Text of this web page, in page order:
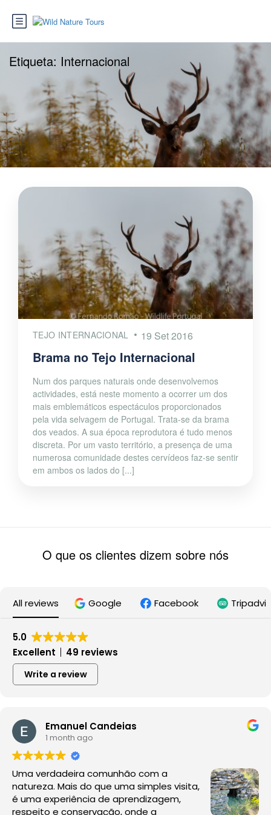
Etiqueta: Internacional
TEJO INTERNACIONAL 19 Set 2016
Brama no Tejo Internacional
Num dos parques naturais onde desenvolvemos
actividades, está neste momento a ocorrer um dos
mais emblemáticos espectáculos proporcionados
pela vida selvagem de Portugal. Trata-se da brama
dos veados. A sua época reprodutora é tudo menos
discreta. Por um vasto território, a presença de uma
numerosa comunidade destes cervídeos faz-se sentir
em ambos os lados do [...]
O que os clientes dizem sobre nós
All reviews Google Facebook
5.0
Excellent
49 reviews
Write a review
Emanuel Candeias
1 month ago
Uma verdadeira comunhão com a
natureza. Mais do que uma simples visita,
é uma experiência de aprendizagem,
respeito e conservação, onde a